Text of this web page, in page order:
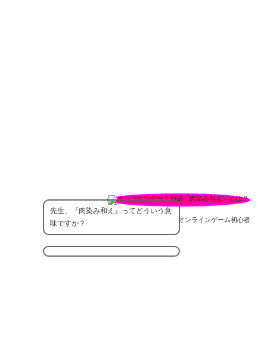
オンラインゲーム初心者
先生、『肉染み和え』ってどういう意
味ですか？